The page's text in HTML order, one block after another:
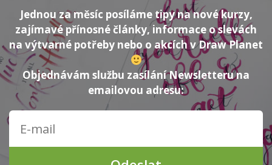
Jednou za měsíc posíláme tipy na nové kurzy,
zajímavé přínosné články, informace o slevách
na výtvarné potřeby nebo o akcích v Draw Planet
Objednávám službu zasílání Newsletteru na
emailovou adresu: